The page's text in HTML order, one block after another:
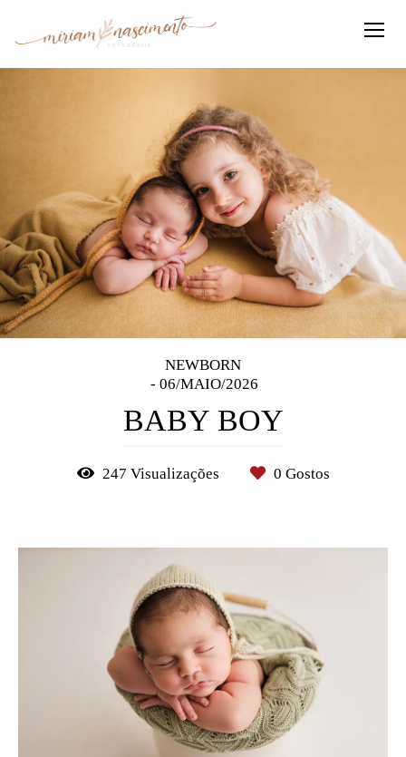
NEWBORN
06/MAIO/2026
BABY BOY
247 Visualizações 0 Gostos